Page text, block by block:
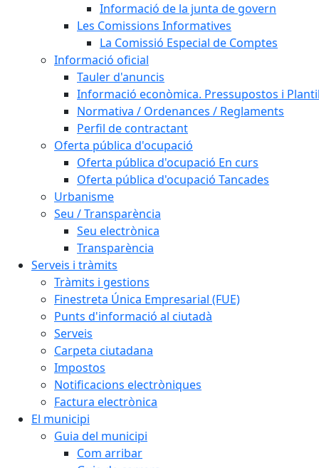
Informació de la junta de govern
Les Comissions Informatives
La Comissió Especial de Comptes
Informació oficial
Tauler d'anuncis
Informació econòmica. Pressupostos i
Normativa / Ordenances / Reglaments
Perfil de contractant
Oferta pública d'ocupació
Oferta pública d'ocupació En curs
Oferta pública d'ocupació Tancades
Urbanisme
Seu / Transparència
Seu electrònica
Transparència
Serveis i tràmits
Tràmits i gestions
Finestreta Única Empresarial (FUE)
Punts d'informació al ciutadà
Serveis
Carpeta ciutadana
Impostos
Notificacions electròniques
Factura electrònica
El municipi
Guia del municipi
Com arribar